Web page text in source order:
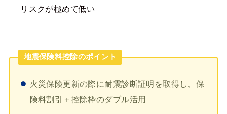
リスクが極めて低い
地震保険料控除のポイント
火災保険更新の際に耐震診断証明を取得し、保
険料割引＋控除枠のダブル活用